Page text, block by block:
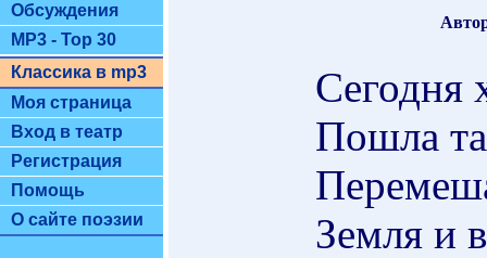
Обсуждения
MP3 - Top 30
Классика в mp3
Моя страница
Вход в театр
Регистрация
Помощь
О сайте поэзии
Сегодня
Пошла
Земля и